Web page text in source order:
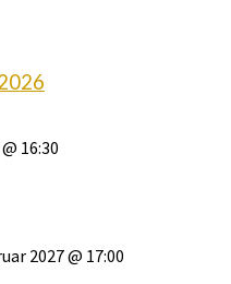
16:30
2027 @ 17:00